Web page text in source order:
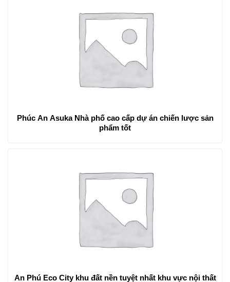
Phúc An Asuka Nhà phố cao cấp dự án chiến lược sản
phẩm tốt
An Phú Eco City khu đất nền tuyệt nhất khu vực nội thất